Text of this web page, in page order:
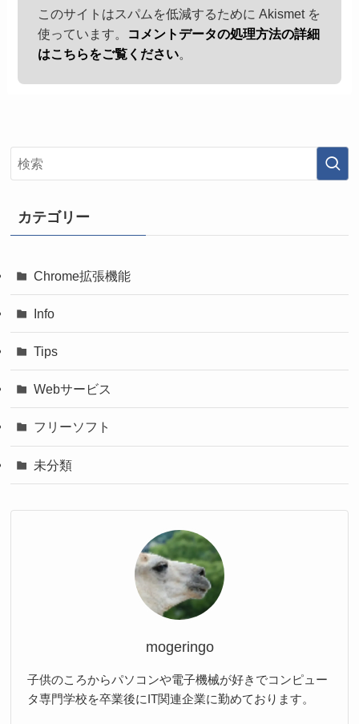
このサイトはスパムを低減するために Akismet を
使っています。
コメントデータの処理方法の詳細
はこちらをご覧ください。
カテゴリー
Chrome拡張機能
Info
Tips
Webサービス
フリーソフト
未分類
mogeringo
子供のころからパソコンや電子機械が好きでコンピュー
タ専門学校を卒業後にIT関連企業に勤めております。